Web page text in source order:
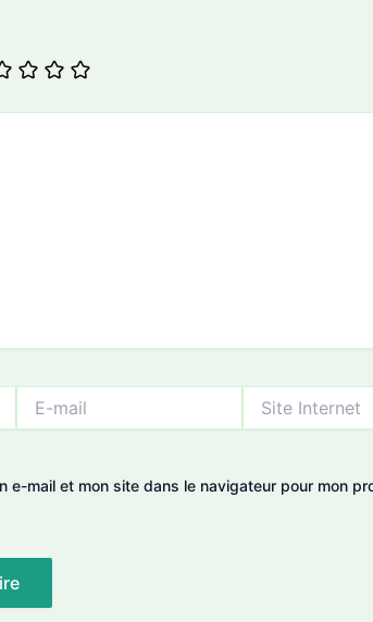
mail
Internet
e-mail et mon site dans le navigateur pour mon